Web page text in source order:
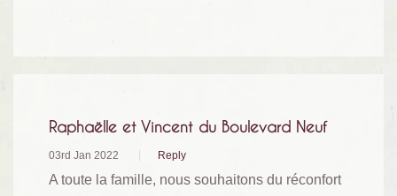
Raphaëlle et Vincent du Boulevard Neuf
03rd Jan 2022 Reply
A toute la famille, nous souhaitons du réconfort